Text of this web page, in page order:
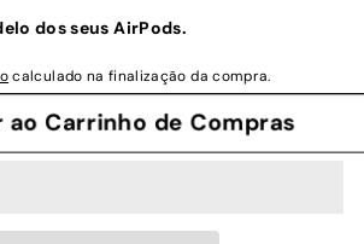
dos seus AirPods.
calculado na finalização da compra.
ao Carrinho de Compras